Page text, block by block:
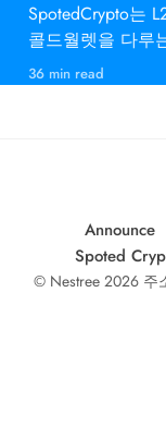
SpotedCrypto는
콜드월렛을 다루
다.
36 min read
Announce
Spoted
© Nestree 2026 주